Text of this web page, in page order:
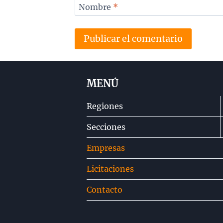
Nombre *
MENÚ
Regiones
Secciones
Empresas
Licitaciones
Contacto